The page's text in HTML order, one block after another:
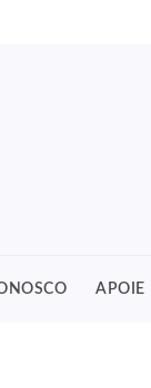
APOIE